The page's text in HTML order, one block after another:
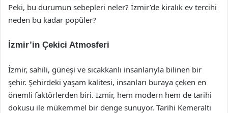
Peki, bu durumun sebepleri neler? İzmir’de kiralık ev tercihi
neden bu kadar popüler?
İzmir’in Çekici Atmosferi
İzmir, sahili, güneşi ve sıcakkanlı insanlarıyla bilinen bir
şehir. Şehirdeki yaşam kalitesi, insanları buraya çeken en
önemli faktörlerden biri. İzmir, hem modern hem de tarihi
dokusu ile mükemmel bir denge sunuyor. Tarihi Kemeraltı